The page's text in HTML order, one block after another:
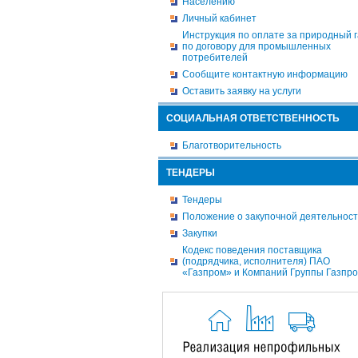
Личный кабинет
Инструкция по оплате за природный
по договору для промышленных
потребителей
Сообщите контактную информацию
Оставить заявку на услуги
СОЦИАЛЬНАЯ ОТВЕТСТВЕННОСТЬ
Благотворительность
ТЕНДЕРЫ
Тендеры
Положение о закупочной
Закупки
Кодекс поведения поставщика
(подрядчика, исполнителя) ПАО
«Газпром» и Компаний Группы